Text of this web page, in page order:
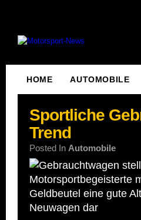
HOME AUTOMOBILE
Sportliche
Trend
Posted In Automobile